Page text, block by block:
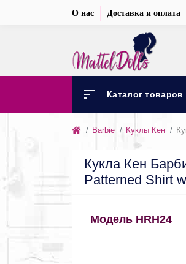
О нас Доставка и оплата
Каталог товаров
Barbie Куклы Кен
Кукла Кен
Patterned Shirt
Модель HRH24